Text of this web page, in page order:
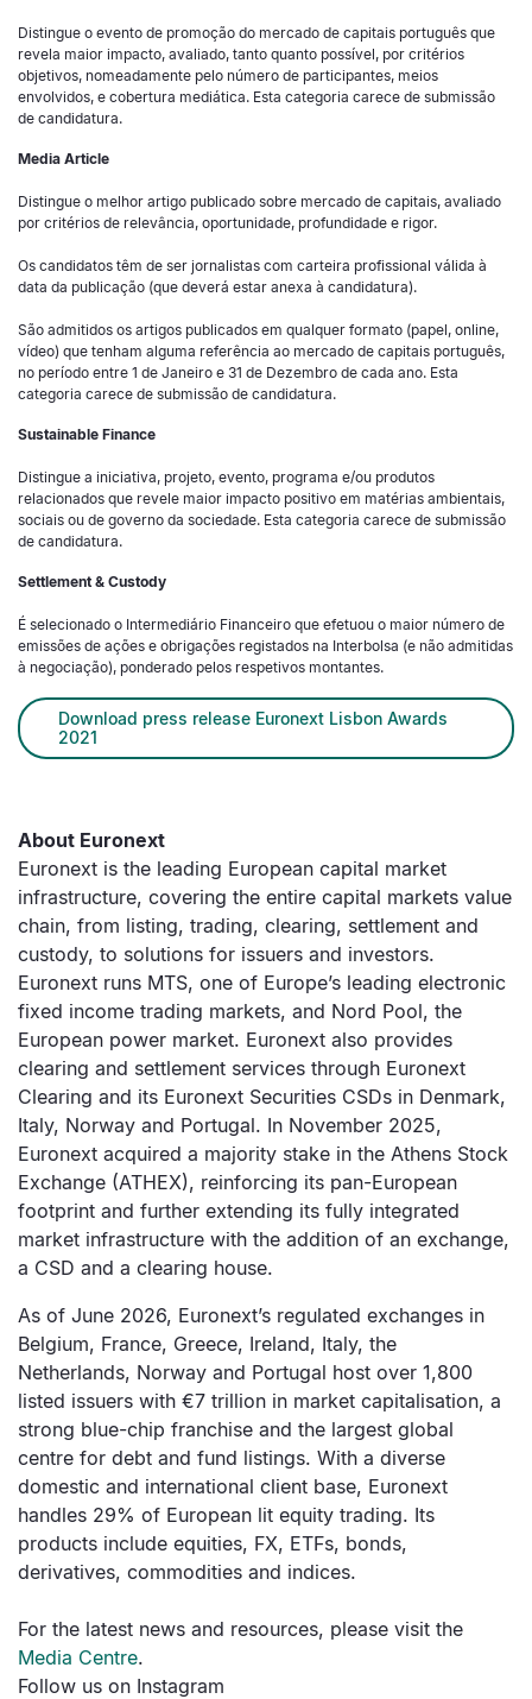
Distingue o evento de promoção do mercado de capitais português que
revela maior impacto, avaliado, tanto quanto possível, por critérios
objetivos, nomeadamente pelo número de participantes, meios
envolvidos, e cobertura mediática. Esta categoria carece de submissão
de candidatura.
Media Article
Distingue o melhor artigo publicado sobre mercado de capitais, avaliado
por critérios de relevância, oportunidade, profundidade e rigor.
Os candidatos têm de ser jornalistas com carteira profissional válida à
data da publicação (que deverá estar anexa à candidatura).
São admitidos os artigos publicados em qualquer formato (papel, online,
vídeo) que tenham alguma referência ao mercado de capitais português,
no período entre 1 de Janeiro e 31 de Dezembro de cada ano. Esta
categoria carece de submissão de candidatura.
Sustainable Finance
Distingue a iniciativa, projeto, evento, programa e/ou produtos
relacionados que revele maior impacto positivo em matérias ambientais,
sociais ou de governo da sociedade. Esta categoria carece de submissão
de candidatura.
Settlement & Custody
É selecionado o Intermediário Financeiro que efetuou o maior número de
emissões de ações e obrigações registados na Interbolsa (e não admitidas
à negociação), ponderado pelos respetivos montantes.
Download press release Euronext Lisbon Awards
2021
About Euronext
Euronext is the leading European capital market
infrastructure, covering the entire capital markets value
chain, from listing, trading, clearing, settlement and
custody, to solutions for issuers and investors.
Euronext runs MTS, one of Europe’s leading electronic
fixed income trading markets, and Nord Pool, the
European power market. Euronext also provides
clearing and settlement services through Euronext
Clearing and its Euronext Securities CSDs in Denmark,
Italy, Norway and Portugal. In November 2025,
Euronext acquired a majority stake in the Athens Stock
Exchange (ATHEX), reinforcing its pan-European
footprint and further extending its fully integrated
market infrastructure with the addition of an exchange,
a CSD and a clearing house.
As of June 2026, Euronext’s regulated exchanges in
Belgium, France, Greece, Ireland, Italy, the
Netherlands, Norway and Portugal host over 1,800
listed issuers with €7 trillion in market capitalisation, a
strong blue-chip franchise and the largest global
centre for debt and fund listings. With a diverse
domestic and international client base, Euronext
handles 29% of European lit equity trading. Its
products include equities, FX, ETFs, bonds,
derivatives, commodities and indices.
For the latest news and resources, please visit the
Media Centre.
Follow us on Instagram